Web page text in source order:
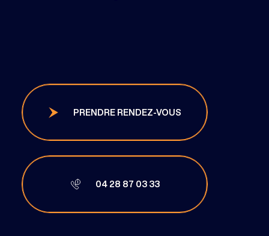
PRENDRE RENDEZ-VOUS
04 28 87 03 33